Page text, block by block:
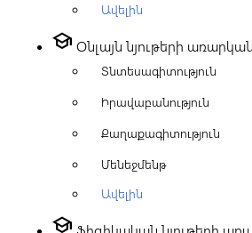
Ավելին
school Օնլայն նյութերի
Տնտեսագիտություն
Իրավաբանություն
Քաղաքագիտություն
Մենեջմենթ
Ավելին
school